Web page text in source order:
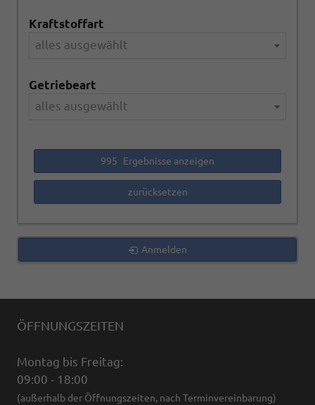
Kraftstoffart
alles ausgewählt
Getriebeart
alles ausgewählt
995 Ergebnisse anzeigen
zurücksetzen
Anmelden
ÖFFNUNGSZEITEN
Montag bis Freitag:
09:00 - 18:00
(außerhalb der Öffnungszeiten, nach Terminvereinbarung)